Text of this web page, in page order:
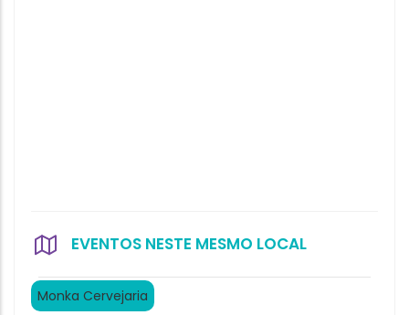
EVENTOS NESTE MESMO LOCAL
Monka Cervejaria